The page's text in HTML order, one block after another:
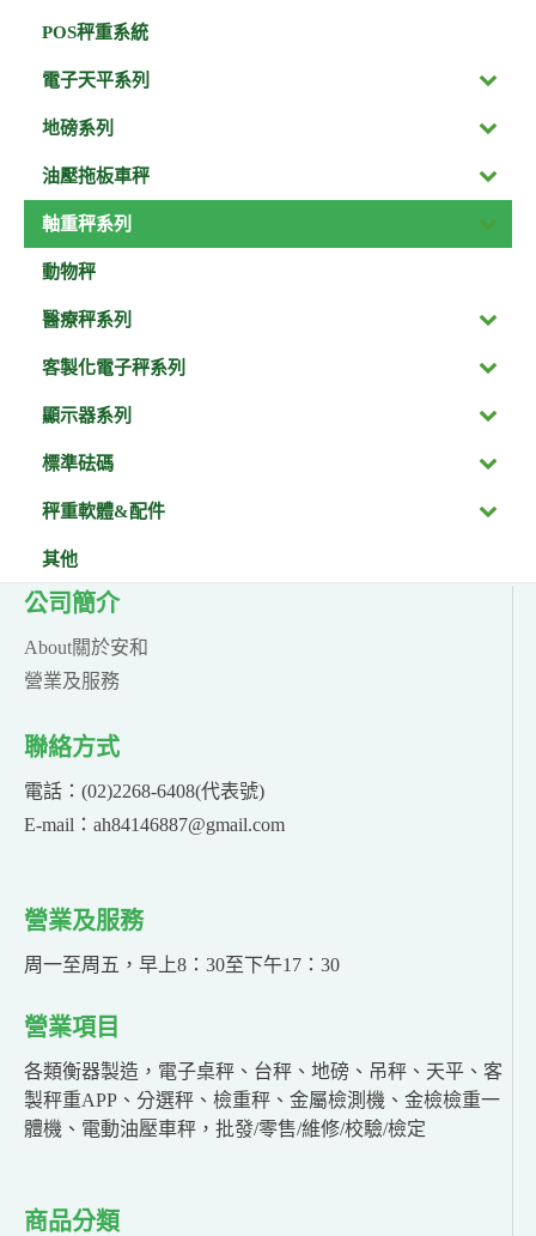
POS秤重系統
電子天平系列
地磅系列
油壓拖板車秤
軸重秤系列
動物秤
醫療秤系列
客製化電子秤系列
顯示器系列
標準砝碼
秤重軟體&配件
其他
公司簡介
About關於安和
營業及服務
聯絡方式
電話：(02)2268-6408(代表號)
E-mail：ah84146887@gmail.com
營業及服務
周一至周五，早上8：30至下午17：30
營業項目
各類衡器製造，電子桌秤、台秤、地磅、吊秤、天平、客
製秤重APP、分選秤、檢重秤、金屬檢測機、金檢檢重一
體機、電動油壓車秤，批發/零售/維修/校驗/檢定
商品分類